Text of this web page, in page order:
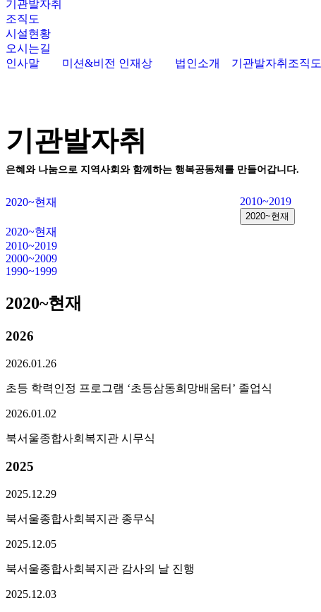
기관발자취
조직도
시설현황
오시는길
인사말
미션&비전 인재상 법인소개 기관발자취 조직도
기관발자취
은혜와 나눔으로 지역사회와 함께하는 행복공동체를 만들어갑니다.
2020~현재 2010~2019
2020~현재
2020~현재
2010~2019
2000~2009
1990~1999
2020~현재
2026
2026.01.26
초등 학력인정 프로그램 ‘초등삼동희망배움터’ 졸업식
2026.01.02
북서울종합사회복지관 시무식
2025
2025.12.29
북서울종합사회복지관 종무식
2025.12.05
북서울종합사회복지관 감사의 날 진행
2025.12.03